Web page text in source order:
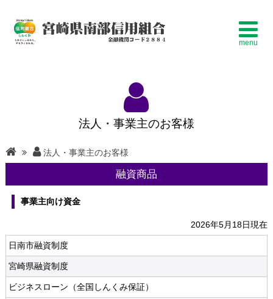
menu
法人・事業主のお客様
法人・事業主のお客様
融資商品
事業主向け資金
2026年5月18日現在
日南市融資制度
宮崎県融資制度
ビジネスローン（全国しんくみ保証）